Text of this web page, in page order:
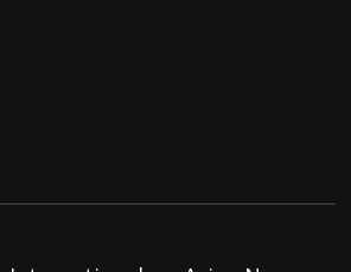
Philippines trong khi vẫn cứu thuyền viên